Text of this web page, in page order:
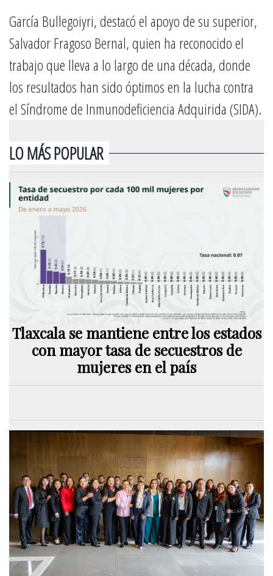
García Bullegoiyri, destacó el apoyo de su superior,
Salvador Fragoso Bernal, quien ha reconocido el
trabajo que lleva a lo largo de una década, donde
los resultados han sido óptimos en la lucha contra
el Síndrome de Inmunodeficiencia Adquirida (SIDA).
LO MÁS POPULAR
Tlaxcala se mantiene entre los estados
con mayor tasa de secuestros de
mujeres en el país